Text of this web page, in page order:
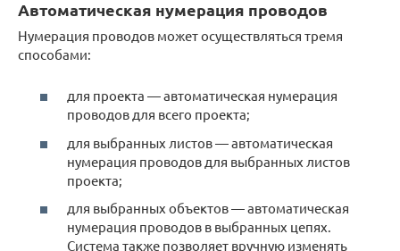
Автоматическая нумерация проводов
Нумерация проводов может осуществляться тремя
способами:
для проекта — автоматическая нумерация
проводов для всего проекта;
для выбранных листов — автоматическая
нумерация проводов для выбранных листов
проекта;
для выбранных объектов — автоматическая
нумерация проводов в выбранных цепях.
Система также позволяет вручную изменять